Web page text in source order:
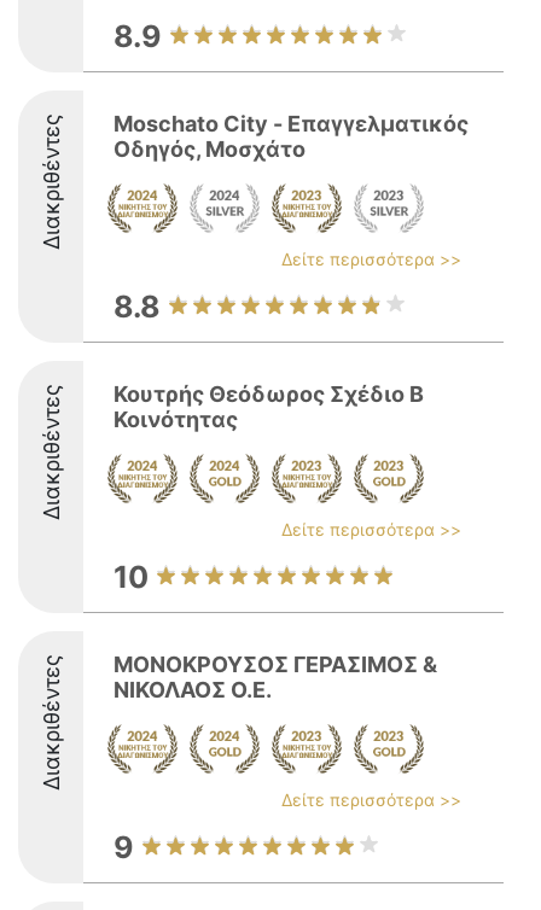
8.9
Διακριθέντες
Moschato City - Επαγγελματικός
Οδηγός, Μοσχάτο
Δείτε περισσότερα >>
8.8
Διακριθέντες
Κουτρής Θεόδωρος Σχέδιο Β
Κοινότητας
Δείτε περισσότερα >>
10
Διακριθέντες
ΜΟΝΟΚΡΟΥΣΟΣ ΓΕΡΑΣΙΜΟΣ &
ΝΙΚΟΛΑΟΣ Ο.Ε.
Δείτε περισσότερα >>
9